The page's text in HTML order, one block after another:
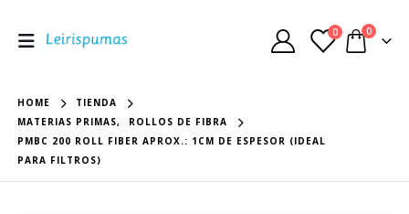
0 0
HOME
TIENDA
MATERIAS PRIMAS,
ROLLOS DE FIBRA
PMBC 200 ROLL FIBER APROX.: 1CM DE ESPESOR (IDEAL
PARA FILTROS)